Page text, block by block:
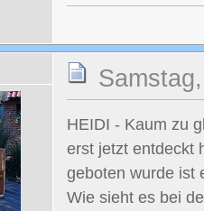
HEIDI - Kaum zu
erst jetzt entdeckt
geboten wurde ist
Wie sieht es bei